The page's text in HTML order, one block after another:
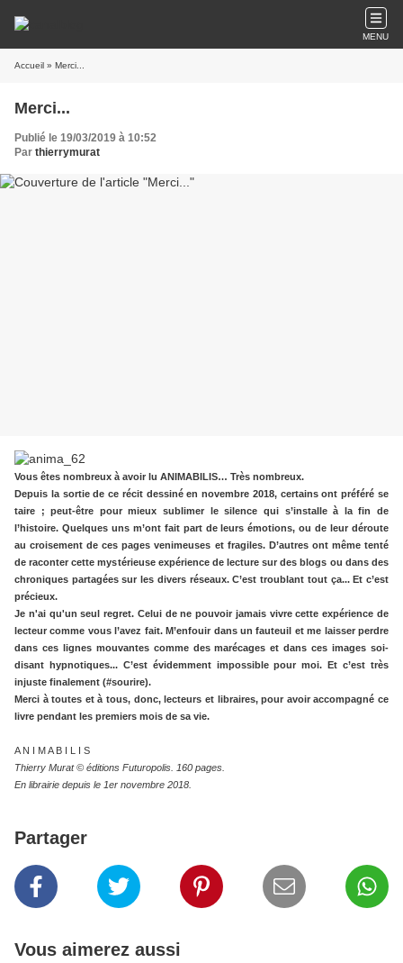
MENU
Accueil » Merci...
Merci...
Publié le 19/03/2019 à 10:52
Par thierrymurat
Vous êtes nombreux à avoir lu ANIMABILIS… Très nombreux.
Depuis la sortie de ce récit dessiné en novembre 2018, certains ont préféré se
taire ; peut-être pour mieux sublimer le silence qui s’installe à la fin de
l’histoire. Quelques uns m’ont fait part de leurs émotions, ou de leur déroute
au croisement de ces pages venimeuses et fragiles. D’autres ont même tenté
de raconter cette mystérieuse expérience de lecture sur des blogs ou dans des
chroniques partagées sur les divers réseaux. C’est troublant tout ça... Et c’est
précieux.
Je n'ai qu'un seul regret. Celui de ne pouvoir jamais vivre cette expérience de
lecteur comme vous l’avez fait. M’enfouir dans un fauteuil et me laisser perdre
dans ces lignes mouvantes comme des marécages et dans ces images soi-
disant hypnotiques... C’est évidemment impossible pour moi. Et c’est très
injuste finalement (#sourire).
Merci à toutes et à tous, donc, lecteurs et libraires, pour avoir accompagné ce
livre pendant les premiers mois de sa vie.
A N I M A B I L I S
Thierry Murat © éditions Futuropolis. 160 pages.
En librairie depuis le 1er novembre 2018.
Partager
Vous aimerez aussi